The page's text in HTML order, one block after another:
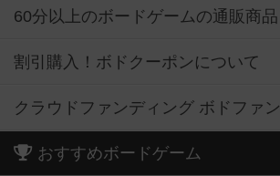
60分以上のボードゲームの通販商品
割引購入！ボドクーポンについて
クラウドファンディング ボドファン
おすすめボードゲーム